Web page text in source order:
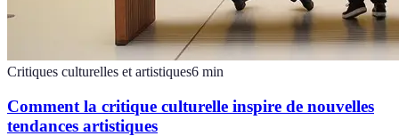
Critiques culturelles et artistiques6 min
Comment la critique culturelle inspire de nouvelles
tendances artistiques